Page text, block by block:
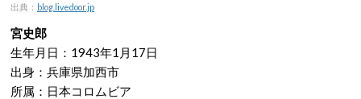
出典： blog.livedoor.jp
宮史郎
生年月日：1943年1月17日
出身：兵庫県加西市
所属：日本コロムビア